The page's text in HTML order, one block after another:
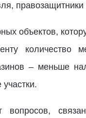
объектов,
количество
– меньше
участки.